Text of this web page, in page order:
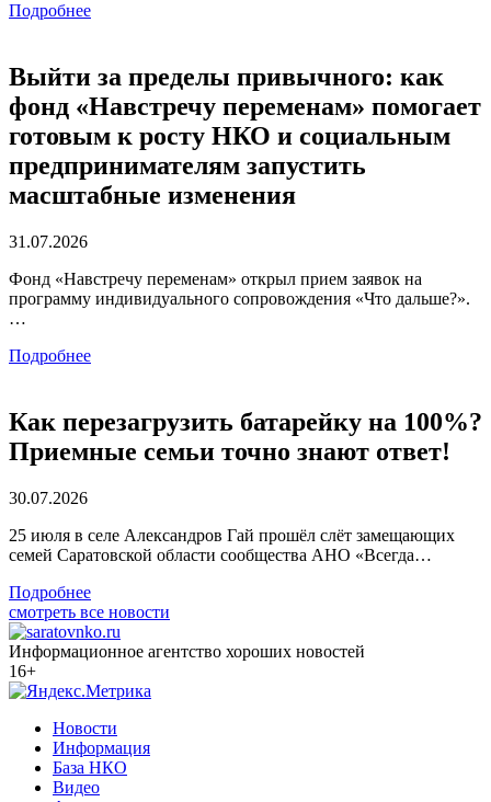
Подробнее
Выйти за пределы привычного: как
фонд «Навстречу переменам» помогает
готовым к росту НКО и социальным
предпринимателям запустить
масштабные изменения
31.07.2026
Фонд «Навстречу переменам» открыл прием заявок на
программу индивидуального сопровождения «Что дальше?».
…
Подробнее
Как перезагрузить батарейку на 100%?
Приемные семьи точно знают ответ!
30.07.2026
25 июля в селе Александров Гай прошёл слёт замещающих
семей Саратовской области сообщества АНО «Всегда…
Подробнее
смотреть все новости
Информационное агентство хороших новостей
16+
Новости
Информация
База НКО
Видео